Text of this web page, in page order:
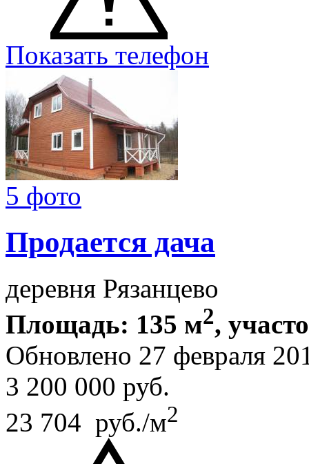
Показать телефон
5 фото
Продается дача
деревня Рязанцево
Площадь: 135 м2,
Обновлено 27 февраля
3 200 000 руб.
23 704 руб./м2